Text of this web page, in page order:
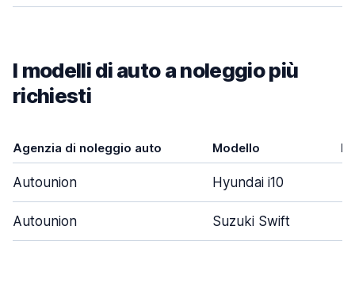
I modelli di auto a noleggio più
richiesti
Agenzia di noleggio auto Modello
Autounion Hyundai i10
Autounion Suzuki Swift